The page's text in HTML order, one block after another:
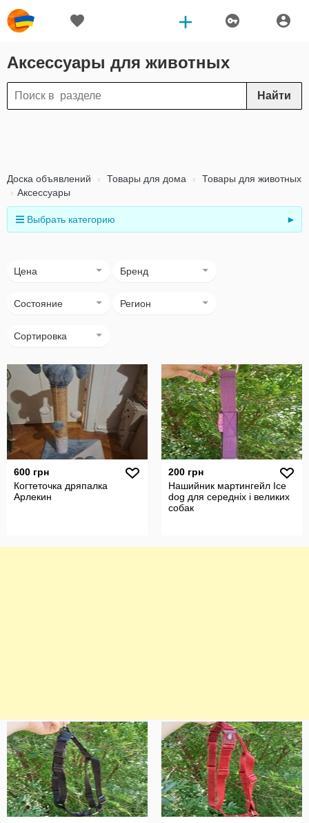
Аксессуары для животных
Найти
Доска объявлений Товары для дома
Товары для животных
Аксессуары
Выбрать категорию ►
Цена Бренд
Состояние Регион
Сортировка
600 грн
Когтеточка дряпалка
Арлекин
200 грн
Нашийник мартингейл Ice
dog для середніх і великих
собак